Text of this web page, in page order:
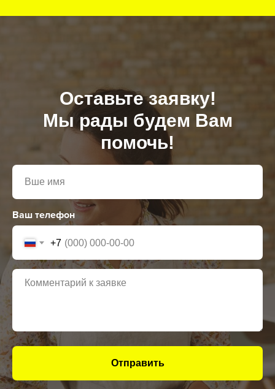
Оставьте заявку!
Мы рады будем Вам
помочь!
Ваш телефон
+7
Отправить